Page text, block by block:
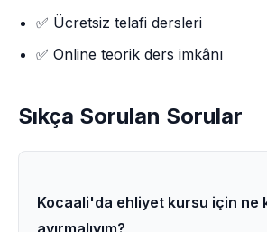
✅ Ücretsiz telafi dersleri
✅ Online teorik ders imkânı
Sıkça Sorulan Sorular
Kocaali'da ehliyet kursu için ne
ayırmalıyım?